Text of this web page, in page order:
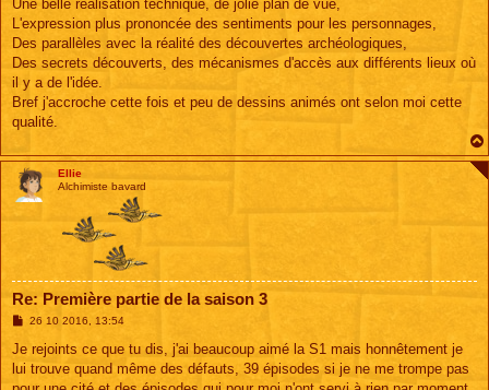
Une belle réalisation technique, de jolie plan de vue,
L'expression plus prononcée des sentiments pour les personnages,
Des parallèles avec la réalité des découvertes archéologiques,
Des secrets découverts, des mécanismes d'accès aux différents lieux où
il y a de l'idée.
Bref j'accroche cette fois et peu de dessins animés ont selon moi cette
qualité.
Ellie
Alchimiste bavard
Re: Première partie de la saison 3
M
s
a
g
26 10 2016, 13:54
Je rejoints ce que tu dis, j'ai beaucoup aimé la S1 mais honnêtement je
lui trouve quand même des défauts, 39 épisodes si je ne me trompe pas